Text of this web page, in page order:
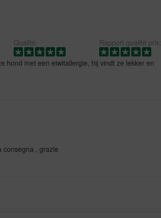
Qualité: Rapport qualité prix:
hond met een eiwitallergie, hij vindt ze lekker en
consegna , grazie